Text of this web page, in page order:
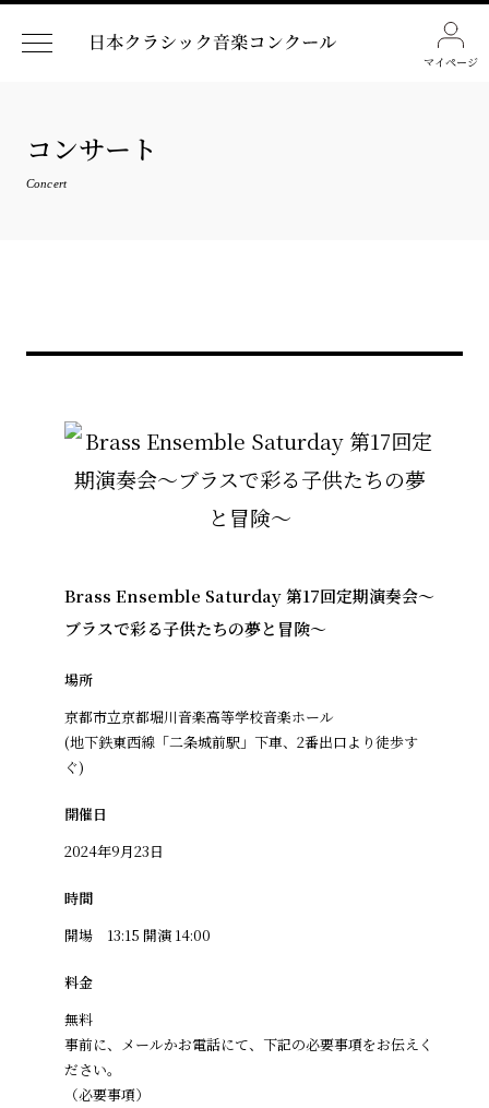
マイページ
コンサート
Concert
Brass Ensemble Saturday 第17回定期演奏会～
ブラスで彩る子供たちの夢と冒険～
場所
京都市立京都堀川音楽高等学校音楽ホール
(地下鉄東西線「二条城前駅」下車、2番出口より徒歩す
ぐ)
開催日
2024年9月23日
時間
開場 13:15 開演 14:00
料金
無料
事前に、メールかお電話にて、下記の必要事項をお伝えく
ださい。
（必要事項）